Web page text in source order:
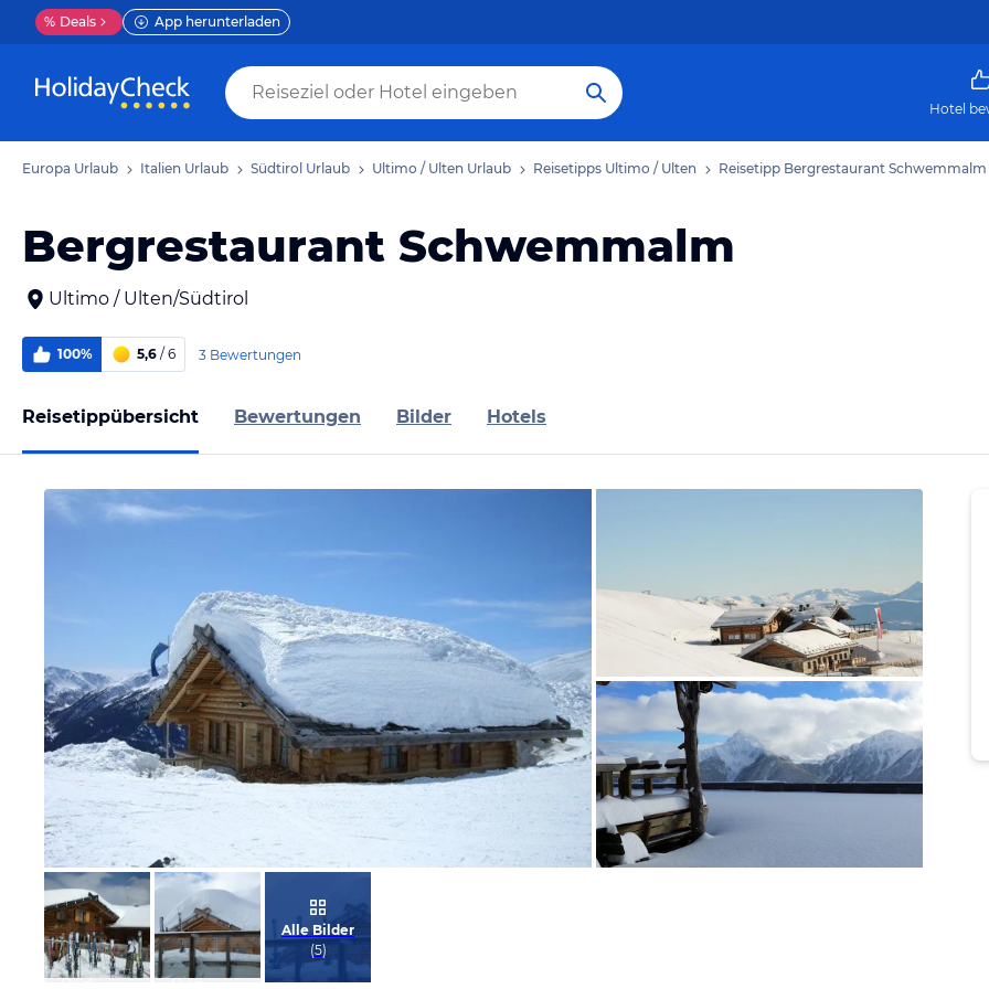
% Deals App herunterladen
Hotel
Europa Urlaub Italien Urlaub Südtirol Urlaub Ultimo / Ulten Urlaub Reisetipps Ultimo / Ulten Reisetipp Bergrestaurant Schwemmalm
Bergrestaurant Schwemmalm
Ultimo / Ulten/Südtirol
100% 5,6 / 6 3 Bewertungen
Reisetippübersicht Bewertungen Bilder Hotels
Bild melden
vom Hotelier
Bild melden
vom Hotelier
Bild Bild
Alle Bilder
(5)